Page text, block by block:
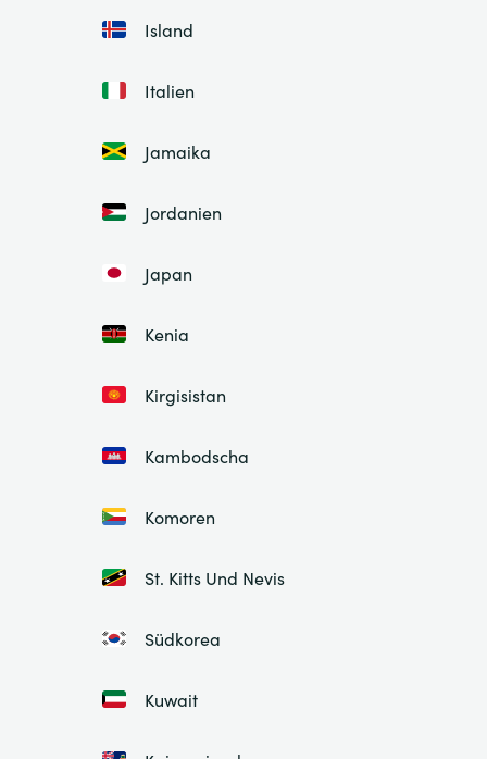
Island
Italien
Jamaika
Jordanien
Japan
Kenia
Kirgisistan
Kambodscha
Komoren
St. Kitts Und Nevis
Südkorea
Kuwait